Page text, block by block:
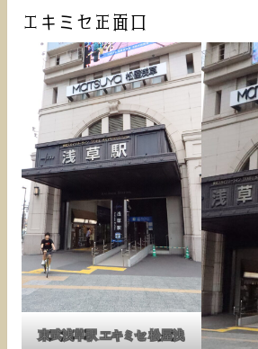
エキミセ正面口
東武浅草駅 エキミセ 松屋浅